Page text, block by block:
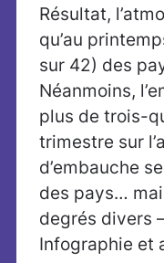
Résultat,
qu’au
sur 42) des
Néanmoins,
plus de trois-
trimestre sur
d’embauche
des pays…
degrés divers
Infographie et